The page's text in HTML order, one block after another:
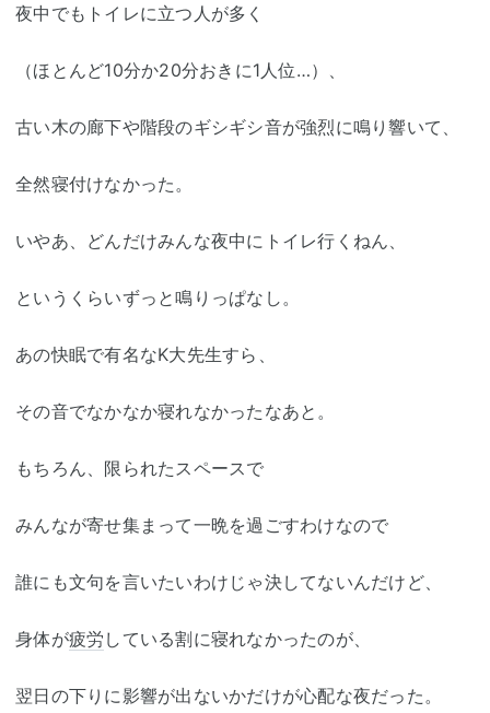
夜中でもトイレに立つ人が多く
（ほとんど10分か20分おきに1人位…）、
古い木の廊下や階段のギシギシ音が強烈に鳴り響いて、
全然寝付けなかった。
いやあ、どんだけみんな夜中にトイレ行くねん、
というくらいずっと鳴りっぱなし。
あの快眠で有名なK大先生すら、
その音でなかなか寝れなかったなあと。
もちろん、限られたスペースで
みんなが寄せ集まって一晩を過ごすわけなので
誰にも文句を言いたいわけじゃ決してないんだけど、
身体が疲労 している割に寝れなかったのが、
翌日の下りに影響が出ないかだけが心配な夜だった。